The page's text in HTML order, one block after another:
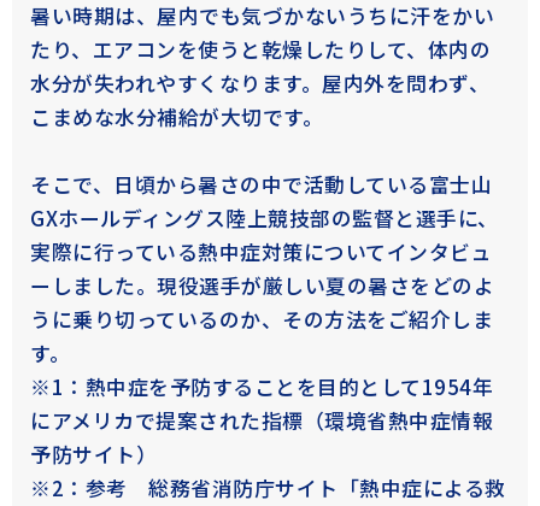
暑い時期は、屋内でも気づかないうちに汗をかい
たり、エアコンを使うと乾燥したりして、体内の
水分が失われやすくなります。屋内外を問わず、
こまめな水分補給が大切です。
そこで、日頃から暑さの中で活動している富士山
GXホールディングス陸上競技部の監督と選手に、
実際に行っている熱中症対策についてインタビュ
ーしました。現役選手が厳しい夏の暑さをどのよ
うに乗り切っているのか、その方法をご紹介しま
す。
※1：熱中症を予防することを目的として1954年
にアメリカで提案された指標（環境省熱中症情報
予防サイト）
※2：参考 総務省消防庁サイト「熱中症による救